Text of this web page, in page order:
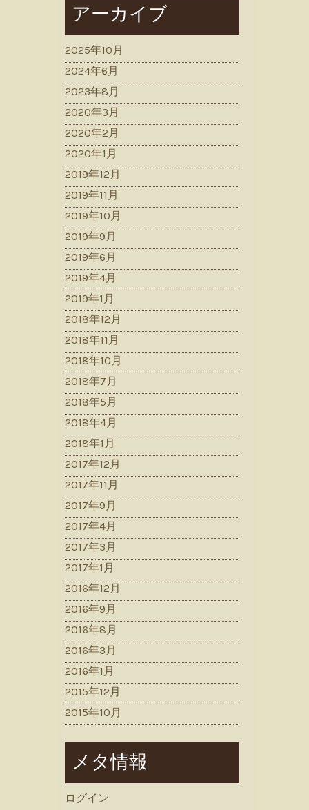
アーカイブ
2025年10月
2024年6月
2023年8月
2020年3月
2020年2月
2020年1月
2019年12月
2019年11月
2019年10月
2019年9月
2019年6月
2019年4月
2019年1月
2018年12月
2018年11月
2018年10月
2018年7月
2018年5月
2018年4月
2018年1月
2017年12月
2017年11月
2017年9月
2017年4月
2017年3月
2017年1月
2016年12月
2016年9月
2016年8月
2016年3月
2016年1月
2015年12月
2015年10月
メタ情報
ログイン